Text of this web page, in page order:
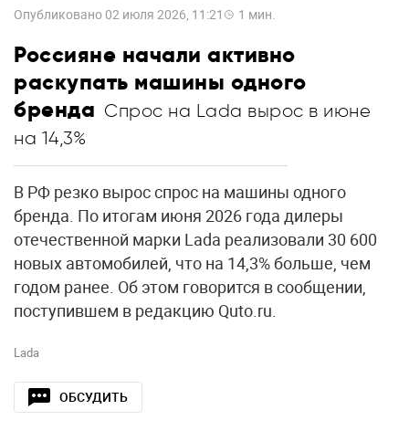
Опубликовано 02 июля 2026, 11:21 1 мин.
Россияне начали активно
раскупать машины одного
бренда Спрос на Lada вырос в июне
на 14,3%
В РФ резко вырос спрос на машины одного
бренда. По итогам июня 2026 года дилеры
отечественной марки Lada реализовали 30 600
новых автомобилей, что на 14,3% больше, чем
годом ранее. Об этом говорится в сообщении,
поступившем в редакцию Quto.ru.
Lada
ОБСУДИТЬ